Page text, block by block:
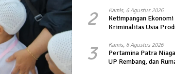
2 Kamis, 6 Agustus 2026
Ketimpangan
Kriminalitas Usia
3 Kamis, 6 Agustus 2026
Pertamina Patra
UP Rembang, dan